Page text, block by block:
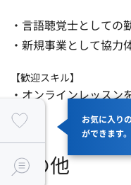
お気に入り
ができます。
・言語聴覚士としての
・新規事業として協力
【歓迎スキル】
・オンラインレッス
その他